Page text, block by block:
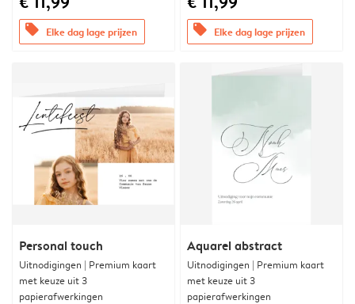
offers Elke dag lage prijzen offers Elke dag lage prijzen
Personal touch
Uitnodigingen | Premium kaart
met keuze uit 3
papierafwerkingen
Aquarel abstract
Uitnodigingen | Premium kaart
met keuze uit 3
papierafwerkingen